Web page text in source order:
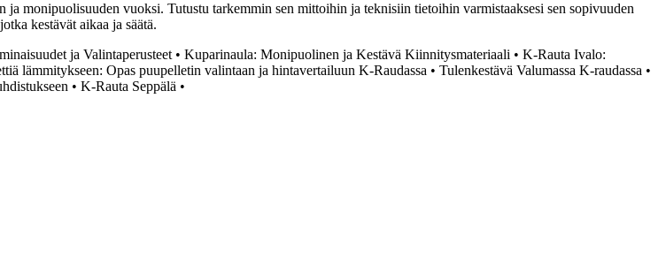
monipuolisuuden vuoksi. Tutustu tarkemmin sen mittoihin ja teknisiin tietoihin varmistaaksesi sen sopivuuden
kestävät aikaa ja säätä.
ja Valintaperusteet • Kuparinaula: Monipuolinen ja Kestävä Kiinnitysmateriaali • K-Rauta Ivalo:
lämmitykseen: Opas puupelletin valintaan ja hintavertailuun K-Raudassa • Tulenkestävä Valumassa K-raudassa •
• K-Rauta Seppälä •